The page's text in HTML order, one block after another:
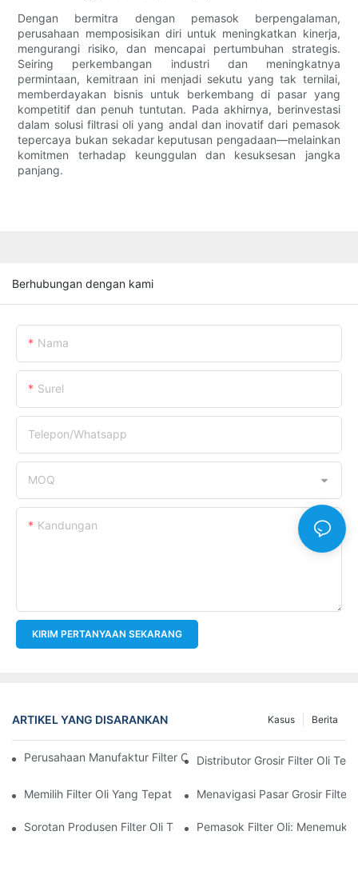
Dengan bermitra dengan pemasok berpengalaman,
perusahaan memposisikan diri untuk meningkatkan kinerja,
mengurangi risiko, dan mencapai pertumbuhan strategis.
Seiring perkembangan industri dan meningkatnya
permintaan, kemitraan ini menjadi sekutu yang tak ternilai,
memberdayakan bisnis untuk berkembang di pasar yang
kompetitif dan penuh tuntutan. Pada akhirnya, berinvestasi
dalam solusi filtrasi oli yang andal dan inovatif dari pemasok
tepercaya bukan sekadar keputusan pengadaan—melainkan
komitmen terhadap keunggulan dan kesuksesan jangka
panjang.
Berhubungan dengan kami
Nama
Surel
Telepon/whatsapp
MOQ
Kandungan
KIRIM PERTANYAAN SEKARANG
ARTIKEL YANG DISARANKAN Berita
Kasus
Perusahaan Manufaktur Filter Oli Teratas: Tinjauan
Distributor Grosir Filter Oli
Memilih Filter Oli Yang Tepat Untuk Model Kendaraan Anda:
Menavigasi Pasar Grosir Filter
Sorotan Produsen Filter Oli Terkemuka Dan Inovasi Mereka
Pemasok Filter Oli: